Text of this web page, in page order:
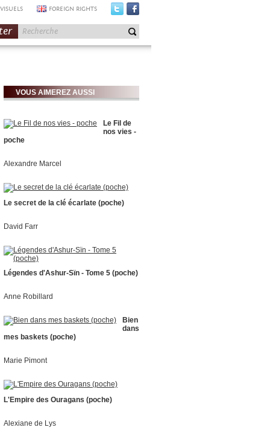
FOREIGN RIGHTS
VOUS AIMEREZ AUSSI
Le Fil de
nos vies -
poche
Alexandre Marcel
Le secret de la clé écarlate (poche)
David Farr
Légendes d'Ashur-Sïn - Tome 5 (poche)
Anne Robillard
Bien
dans
mes baskets (poche)
Marie Pimont
L'Empire des Ouragans (poche)
Alexiane de Lys